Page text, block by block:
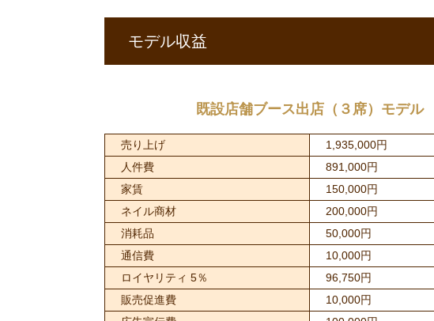
モデル収益
既設店舗ブース出店（３席）モデル
売り上げ
1,935,000円
人件費
891,000円
家賃
150,000円
ネイル商材
200,000円
消耗品
50,000円
通信費
10,000円
ロイヤリティ 5％
96,750円
販売促進費
10,000円